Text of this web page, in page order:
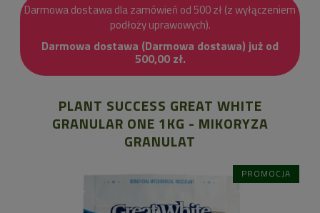
Darmowa dostawa dla zamówień od 500 zł (z wyłączeniem
podłoży uprawowych).
Darmowa dostawa (Darmowa dostawa) już od
500,00 zł.
PLANT SUCCESS GREAT WHITE
GRANULAR ONE 1KG - MIKORYZA
GRANULAT
PROMOCJA